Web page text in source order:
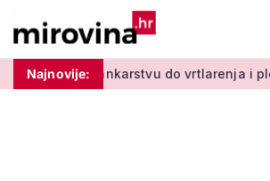
Najnovije:
do vrtlarenja i plesa: 'Da starije